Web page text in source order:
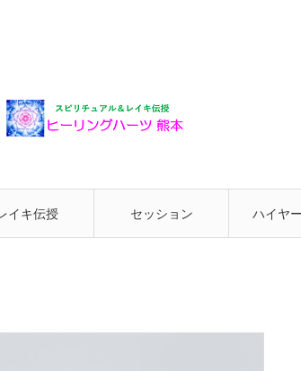
イキ伝授 セッション ハイヤ